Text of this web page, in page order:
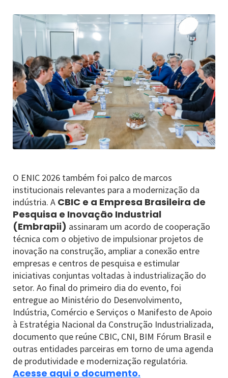
O ENIC 2026 também foi palco de marcos
institucionais relevantes para a modernização da
indústria. A CBIC e a Empresa Brasileira de
Pesquisa e Inovação Industrial
(Embrapii) assinaram um acordo de cooperação
técnica com o objetivo de impulsionar projetos de
inovação na construção, ampliar a conexão entre
empresas e centros de pesquisa e estimular
iniciativas conjuntas voltadas à industrialização do
setor. Ao final do primeiro dia do evento, foi
entregue ao Ministério do Desenvolvimento,
Indústria, Comércio e Serviços o Manifesto de Apoio
à Estratégia Nacional da Construção Industrializada,
documento que reúne CBIC, CNI, BIM Fórum Brasil e
outras entidades parceiras em torno de uma agenda
de produtividade e modernização regulatória.
Acesse aqui o documento.